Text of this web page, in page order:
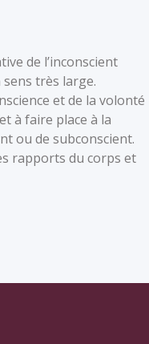
de l’inconscient
très large.
et de la volonté
à faire place à la
ou de subconscient.
rapports du corps et